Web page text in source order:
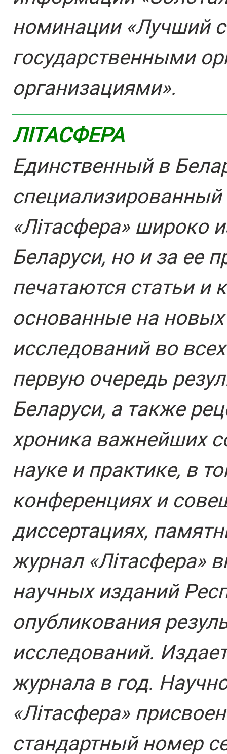
номинации «Лучший
государственными
организациями».
ЛІТАСФЕРА
Единственный в
«Лiтасфера» широко
Беларуси, но и за ее
печатаются статьи и
основанные на
исследований во
первую очередь
Беларуси, а также
хроника важнейших
науке и практике, в
конференциях и
диссертациях,
журнал «Лiтасфера»
научных изданий
опубликования
исследований.
журнала в год.
«Лiтасфера»
стандартный номер